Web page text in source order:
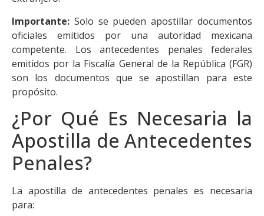
Importante: Solo se pueden apostillar documentos
oficiales emitidos por una autoridad mexicana
competente. Los antecedentes penales federales
emitidos por la Fiscalía General de la República (FGR)
son los documentos que se apostillan para este
propósito.
¿Por Qué Es Necesaria la
Apostilla de Antecedentes
Penales?
La apostilla de antecedentes penales es necesaria
para: